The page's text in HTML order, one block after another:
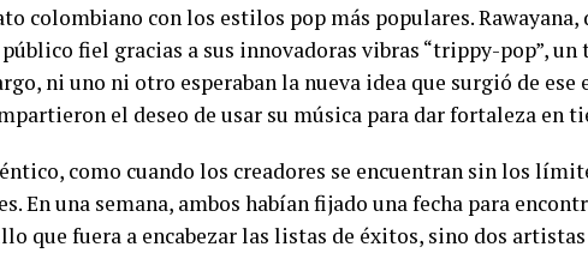
colombiano con los estilos pop más populares.
fiel gracias a sus innovadoras vibras “trippy-pop”,
ni uno ni otro esperaban la nueva idea que surgió de ese
el deseo de usar su música para dar fortaleza en
como cuando los creadores se encuentran sin los
En una semana, ambos habían fijado una fecha para
que fuera a encabezar las listas de éxitos, sino dos